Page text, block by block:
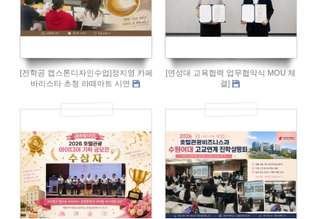
[전학공 캡스톤디자인수업]정지영 카페
바리스타 초청 라떼아트 시연
[연성대 교육협력 업무협약식 MOU 체
결]
13 15